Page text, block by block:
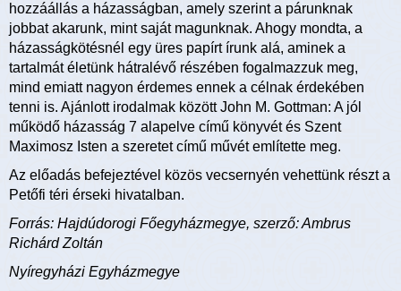
hozzáállás a házasságban, amely szerint a párunknak
jobbat akarunk, mint saját magunknak. Ahogy mondta, a
házasságkötésnél egy üres papírt írunk alá, aminek a
tartalmát életünk hátralévő részében fogalmazzuk meg,
mind emiatt nagyon érdemes ennek a célnak érdekében
tenni is. Ajánlott irodalmak között John M. Gottman: A jól
működő házasság 7 alapelve című könyvét és Szent
Maximosz Isten a szeretet című művét említette meg.
Az előadás befejeztével közös vecsernyén vehettünk részt a
Petőfi téri érseki hivatalban.
Forrás: Hajdúdorogi Főegyházmegye, szerző: Ambrus
Richárd Zoltán
Nyíregyházi Egyházmegye